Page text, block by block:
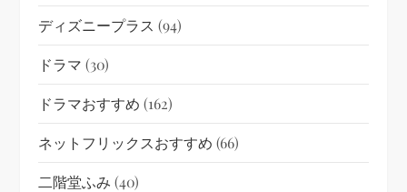
ディズニープラス (94)
ドラマ (30)
ドラマおすすめ (162)
ネットフリックスおすすめ (66)
二階堂ふみ (40)